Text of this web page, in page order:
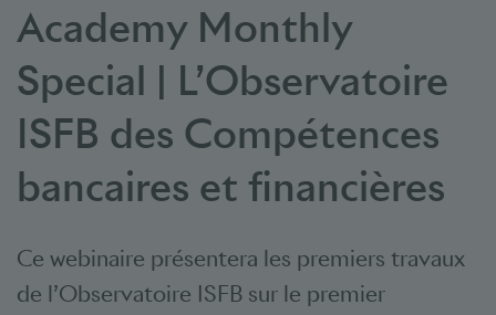
Academy Monthly
Special | L’Observatoire
ISFB des Compétences
bancaires et financières
Ce webinaire présentera les premiers travaux
de l’Observatoire ISFB sur le premier